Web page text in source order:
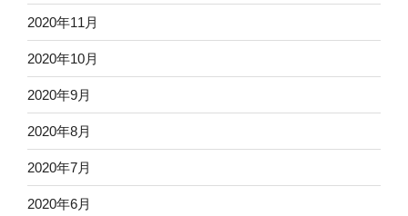
2020年11月
2020年10月
2020年9月
2020年8月
2020年7月
2020年6月